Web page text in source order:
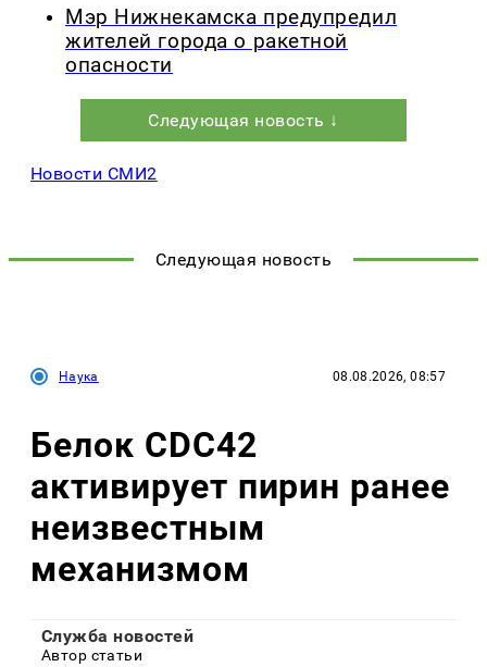
Мэр Нижнекамска предупредил
жителей города о ракетной
опасности
Следующая новость ↓
Новости СМИ2
Следующая новость
Наука 08.08.2026, 08:57
Белок CDC42
активирует пирин ранее
неизвестным
механизмом
Служба новостей
Автор статьи